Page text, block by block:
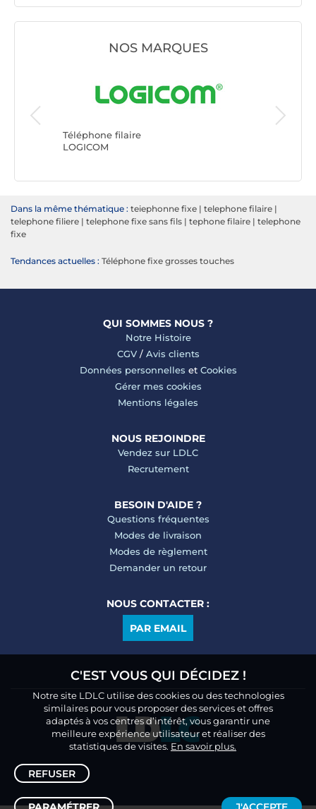
NOS MARQUES
Téléphone filaire
LOGICOM
Dans la même thématique : teiephonne fixe | telephone filaire |
telephone filiere | telephone fixe sans fils | tephone filaire | telephone
fixe
Tendances actuelles : Téléphone fixe grosses touches
QUI SOMMES NOUS ?
Notre Histoire
CGV/ Avis clients
Données personnelles et Cookies
Gérer mes cookies
Mentions légales
NOUS REJOINDRE
Vendez sur LDLC
Recrutement
BESOIN D'AIDE ?
Questions fréquentes
Modes de livraison
Modes de règlement
Demander un retour
NOUS CONTACTER :
PAR EMAIL
C'EST VOUS QUI DÉCIDEZ !
Notre site LDLC utilise des cookies ou des technologies
similaires pour vous proposer des services et offres
adaptés à vos centres d’intérêt, vous garantir une
meilleure expérience utilisateur et réaliser des
statistiques de visites. En savoir plus.
REFUSER